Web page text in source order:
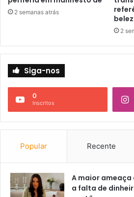
2 semanas atrás
2
Siga-nos
0
Inscritos
Popular Recente
A maior ameaça
a falta de